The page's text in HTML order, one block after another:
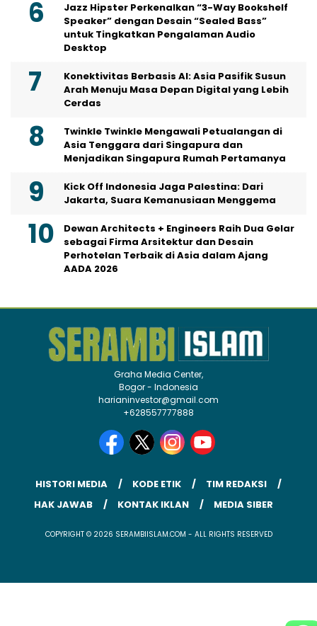
Jazz Hipster Perkenalkan “3-Way Bookshelf
Speaker” dengan Desain “Sealed Bass”
untuk Tingkatkan Pengalaman Audio
Desktop
Konektivitas Berbasis AI: Asia Pasifik Susun
Arah Menuju Masa Depan Digital yang Lebih
Cerdas
Twinkle Twinkle Mengawali Petualangan di
Asia Tenggara dari Singapura dan
Menjadikan Singapura Rumah Pertamanya
Kick Off Indonesia Jaga Palestina: Dari
Jakarta, Suara Kemanusiaan Menggema
Dewan Architects + Engineers Raih Dua Gelar
sebagai Firma Arsitektur dan Desain
Perhotelan Terbaik di Asia dalam Ajang
AADA 2026
Graha Media Center,
Bogor - Indonesia
harianinvestor@gmail.com
+628557777888
HISTORI MEDIA KODE ETIK
TIM REDAKSI
HAK JAWAB
KONTAK IKLAN MEDIA SIBER
COPYRIGHT © 2026 SERAMBIISLAM.COM - ALL RIGHTS RESERVED